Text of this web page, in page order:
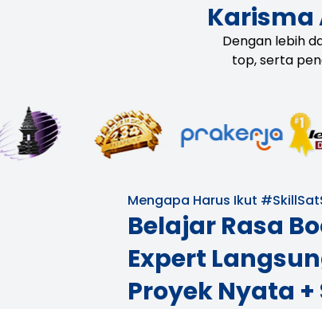
Karisma
Dengan lebih
top, serta
Mengapa Harus Ikut
Belajar Rasa
Expert
Proyek Nyata